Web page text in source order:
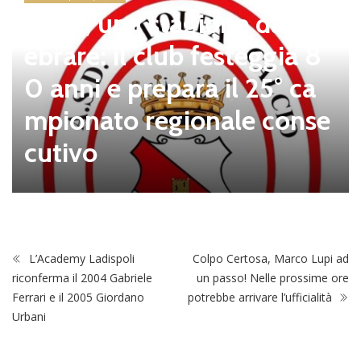
Tolfa, una stagione da cel
ebrare: il club festeggia 8
0 anni e prepara il 25° ca
mpionato regionale conse
cutivo
L’Academy Ladispoli
riconferma il 2004 Gabriele
Ferrari e il 2005 Giordano
Urbani
Colpo Certosa, Marco Lupi ad
un passo! Nelle prossime ore
potrebbe arrivare l’ufficialità